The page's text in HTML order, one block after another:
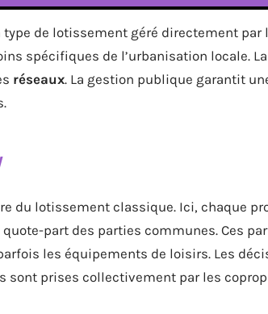
de lotissement géré directement par
spécifiques de l’urbanisation locale.
réseaux. La gestion publique garantit
du lotissement classique. Ici, chaque
part des parties communes. Ces
les équipements de loisirs. Les
sont prises collectivement par les